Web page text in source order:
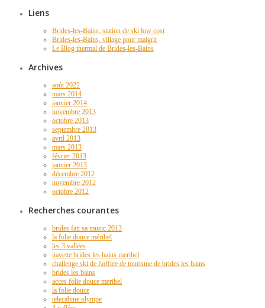
Liens
Brides-les-Bains, station de ski low cost
Brides-les-Bains, village pour maigrir
Le Blog thermal de Brides-les-Bains
Archives
août 2022
mars 2014
janvier 2014
novembre 2013
octobre 2013
septembre 2013
avril 2013
mars 2013
février 2013
janvier 2013
décembre 2012
novembre 2012
octobre 2012
Recherches courantes
brides fait sa music 2013
la folie douce méribel
les 3 vallées
navette brides les bains meribel
challenge ski de l\office de tourisme de brides les bains
brides les bains
acces folie douce meribel
la folie douce
telecabine olympe